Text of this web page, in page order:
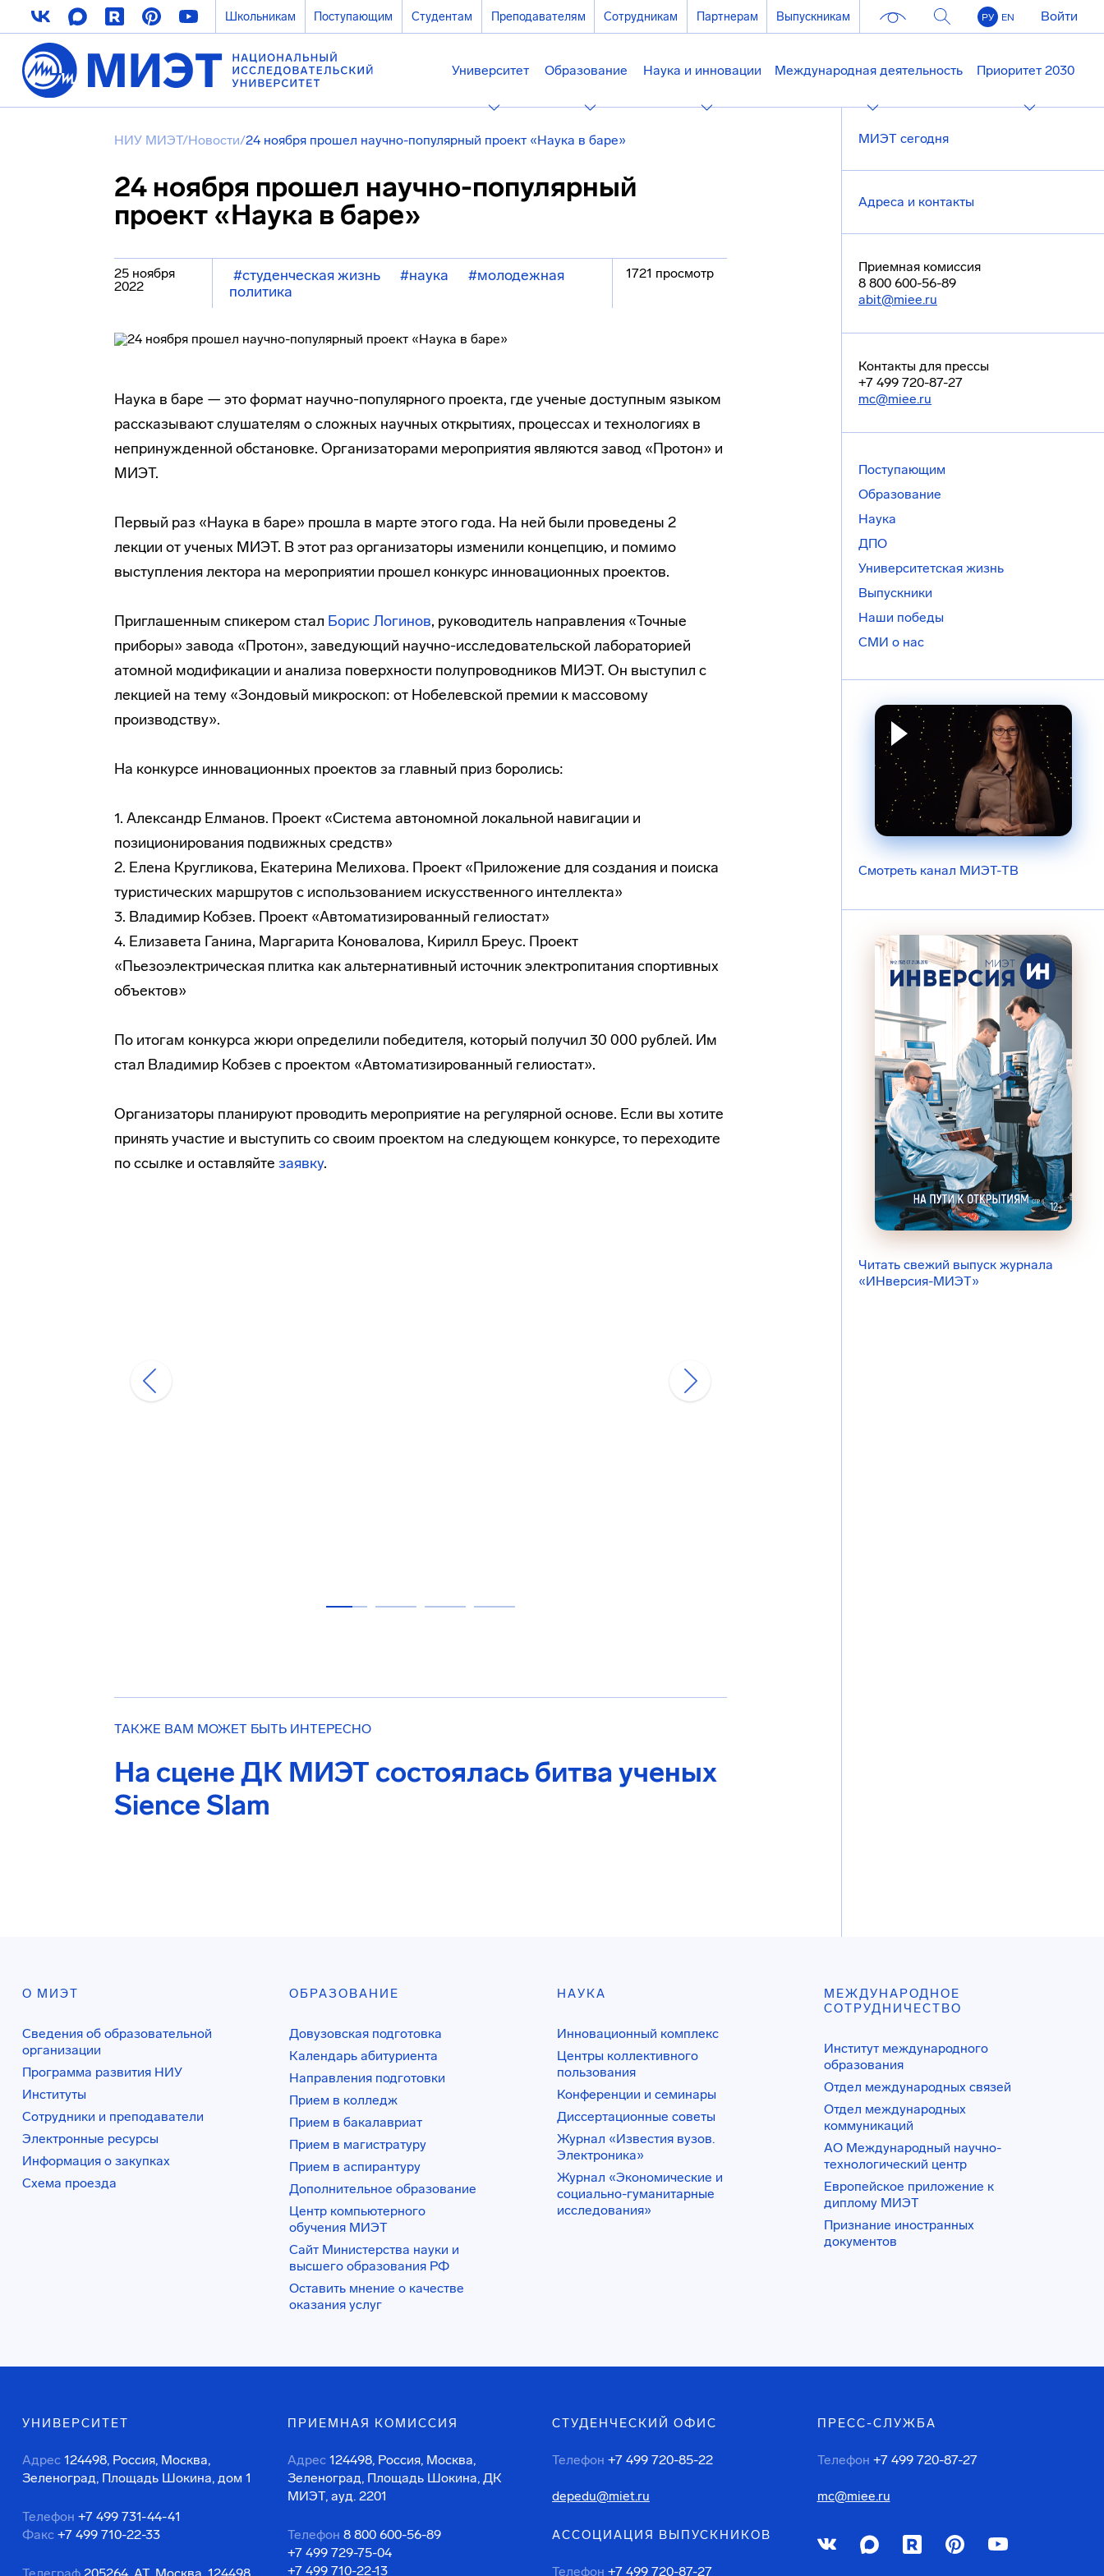
Школьникам Поступающим Студентам Преподавателям Сотрудникам Партнерам Выпускникам РУ EN Войти
Университет Образование Наука и инновации Международная деятельность Приоритет 2030
НИУ МИЭТ/Новости/24 ноября прошел научно-популярный проект «Наука в баре»
24 ноября прошел научно-популярный
проект «Наука в баре»
25 ноября
2022
#студенческая жизнь #наука
#молодежная
политика
1721 просмотр
Наука в баре — это формат научно-популярного проекта, где ученые доступным языком
рассказывают слушателям о сложных научных открытиях, процессах и технологиях в
непринужденной обстановке. Организаторами мероприятия являются завод «Протон» и
МИЭТ.
Первый раз «Наука в баре» прошла в марте этого года. На ней были проведены 2
лекции от ученых МИЭТ. В этот раз организаторы изменили концепцию, и помимо
выступления лектора на мероприятии прошел конкурс инновационных проектов.
Приглашенным спикером стал Борис Логинов, руководитель направления «Точные
приборы» завода «Протон», заведующий научно-исследовательской лабораторией
атомной модификации и анализа поверхности полупроводников МИЭТ. Он выступил с
лекцией на тему «Зондовый микроскоп: от Нобелевской премии к массовому
производству».
На конкурсе инновационных проектов за главный приз боролись:
1. Александр Елманов. Проект «Система автономной локальной навигации и
позиционирования подвижных средств»
2. Елена Кругликова, Екатерина Мелихова. Проект «Приложение для создания и поиска
туристических маршрутов с использованием искусственного интеллекта»
3. Владимир Кобзев. Проект «Автоматизированный гелиостат»
4. Елизавета Ганина, Маргарита Коновалова, Кирилл Бреус. Проект
«Пьезоэлектрическая плитка как альтернативный источник электропитания спортивных
объектов»
По итогам конкурса жюри определили победителя, который получил 30 000 рублей. Им
стал Владимир Кобзев с проектом «Автоматизированный гелиостат».
Организаторы планируют проводить мероприятие на регулярной основе. Если вы хотите
принять участие и выступить со своим проектом на следующем конкурсе, то переходите
по ссылке и оставляйте заявку.
ТАКЖЕ ВАМ МОЖЕТ БЫТЬ ИНТЕРЕСНО
На сцене ДК МИЭТ состоялась битва ученых
Sience Slam
МИЭТ сегодня
Адреса и контакты
Приемная комиссия
8 800 600-56-89
abit@miee.ru
Контакты для прессы
+7 499 720-87-27
mc@miee.ru
Поступающим
Образование
Наука
ДПО
Университетская жизнь
Выпускники
Наши победы
СМИ о нас
Смотреть канал МИЭТ-ТВ
Читать свежий выпуск журнала
«ИНверсия-МИЭТ»
О МИЭТ
Сведения об образовательной
организации
Программа развития НИУ
Институты
Сотрудники и преподаватели
Электронные ресурсы
Информация о закупках
Схема проезда
ОБРАЗОВАНИЕ
Довузовская подготовка
Календарь абитуриента
Направления подготовки
Прием в колледж
Прием в бакалавриат
Прием в магистратуру
Прием в аспирантуру
Дополнительное образование
Центр компьютерного
обучения МИЭТ
Сайт Министерства науки и
высшего образования РФ
Оставить мнение о качестве
оказания услуг
НАУКА
Инновационный комплекс
Центры коллективного
пользования
Конференции и семинары
Диссертационные советы
Журнал «Известия вузов.
Электроника»
Журнал «Экономические и
социально-гуманитарные
исследования»
МЕЖДУНАРОДНОЕ
СОТРУДНИЧЕСТВО
Институт международного
образования
Отдел международных связей
Отдел международных
коммуникаций
АО Международный научно-
технологический центр
Европейское приложение к
диплому МИЭТ
Признание иностранных
документов
УНИВЕРСИТЕТ
Адрес 124498, Россия, Москва,
Зеленоград, Площадь Шокина, дом 1
Телефон +7 499 731-44-41
Факс +7 499 710-22-33
ПРИЕМНАЯ КОМИССИЯ
Адрес 124498, Россия, Москва,
Зеленоград, Площадь Шокина, ДК
МИЭТ, ауд. 2201
Телефон 8 800 600-56-89
+7 499 729-75-04
+7 499 710-22-13
СТУДЕНЧЕСКИЙ ОФИС
Телефон +7 499 720-85-22
depedu@miet.ru
АССОЦИАЦИЯ ВЫПУСКНИКОВ
Телефон +7 499 720-87-27
ПРЕСС-СЛУЖБА
Телефон +7 499 720-87-27
mc@miee.ru